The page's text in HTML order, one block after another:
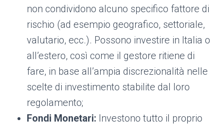
non condividono alcuno specifico fattore di
rischio (ad esempio geografico, settoriale,
valutario, ecc.)​. Possono investire in Italia ​o
all’estero, così come il gestore ritiene di
fare, in base all’ampia discrezionalità nelle
scelte di investimento stabilite​ dal loro
regolamento;
Fondi Monetari: Investono tutto il proprio